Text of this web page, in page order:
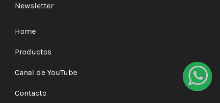
Newsletter
Home
Productos
Canal de YouTube
Contacto